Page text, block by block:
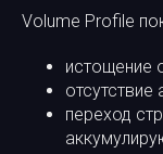
Volume Profile
истощение
переход